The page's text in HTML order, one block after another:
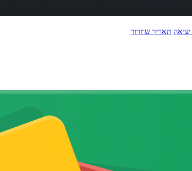
תאריך שחרור